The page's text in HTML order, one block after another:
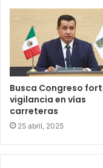
Busca Congreso
vigilancia en vías
carreteras
25 abril, 2025